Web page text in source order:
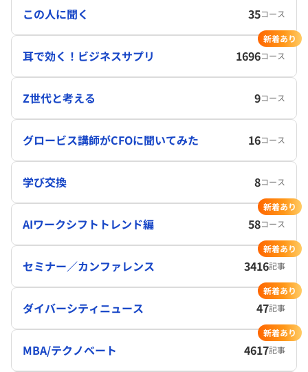
この人に聞く 35コース
耳で効く！ビジネスサプリ 1696コース
新着あり
Z世代と考える 9コース
グロービス講師がCFOに聞いてみた 16コース
学び交換 8コース
AIワークシフトトレンド編 58コース
新着あり
セミナー／カンファレンス 3416記事
新着あり
ダイバーシティニュース 47記事
新着あり
MBA/テクノベート 4617記事
新着あり